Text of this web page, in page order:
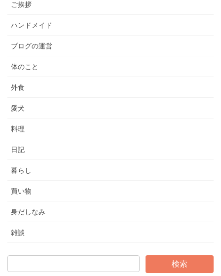
ご挨拶
ハンドメイド
ブログの運営
体のこと
外食
愛犬
料理
日記
暮らし
買い物
身だしなみ
雑談